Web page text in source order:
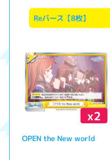
Reバース【8枚】
x2
OPEN the New world